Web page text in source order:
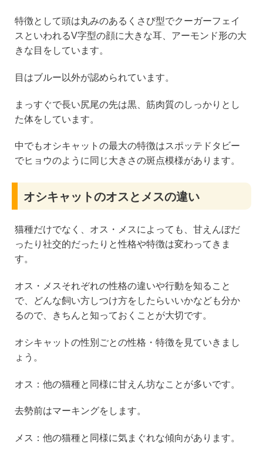
特徴として頭は丸みのあるくさび型でクーガーフェイ
スといわれるV字型の顔に大きな耳、アーモンド形の大
きな目をしています。
目はブルー以外が認められています。
まっすぐで長い尻尾の先は黒、筋肉質のしっかりとし
た体をしています。
中でもオシキャットの最大の特徴はスポッテドタビー
でヒョウのように同じ大きさの斑点模様があります。
オシキャットのオスとメスの違い
猫種だけでなく、オス・メスによっても、甘えんぼだ
ったり社交的だったりと性格や特徴は変わってきま
す。
オス・メスそれぞれの性格の違いや行動を知ること
で、どんな飼い方しつけ方をしたらいいかなども分か
るので、きちんと知っておくことが大切です。
オシキャットの性別ごとの性格・特徴を見ていきまし
ょう。
オス：他の猫種と同様に甘えん坊なことが多いです。
去勢前はマーキングをします。
メス：他の猫種と同様に気まぐれな傾向があります。